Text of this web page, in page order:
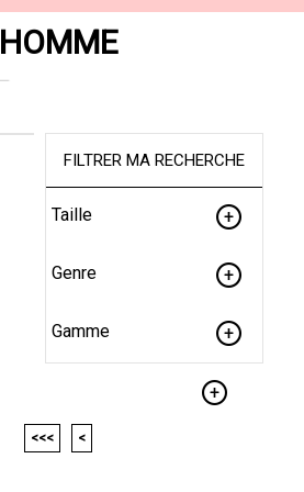
HOMME
FILTRER MA RECHERCHE
Taille
Genre
Gamme
<<< <